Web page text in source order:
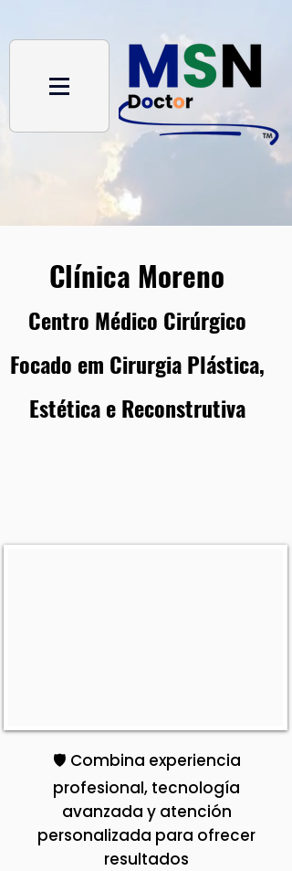
Clínica Moreno
Centro Médico Cirúrgico
Focado em Cirurgia Plástica,
Estética e Reconstrutiva
🛡️ Combina experiencia
profesional, tecnología
avanzada y atención
personalizada para ofrecer
resultados